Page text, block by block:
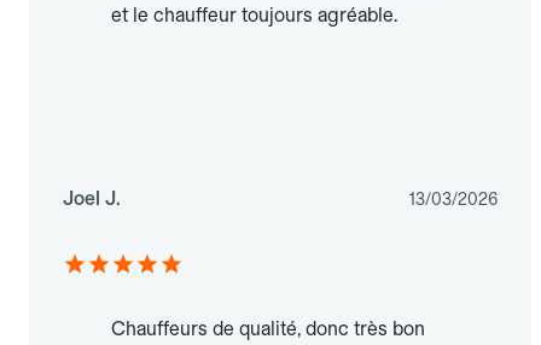
et le chauffeur toujours agréable.
Joel J. 13/03/2026
Chauffeurs de qualité, donc très bon